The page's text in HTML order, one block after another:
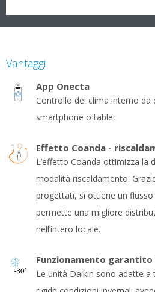
Vantaggi
App Onecta
Controllo del clima interno da
smartphone o tablet
Effetto Coanda -
L’effetto Coanda ottimizza la
modalità riscaldamento.
progettati, si ottiene un flusso
permette una migliore
nell’intero locale.
Funzionamento garantito
Le unità Daikin sono adatte a